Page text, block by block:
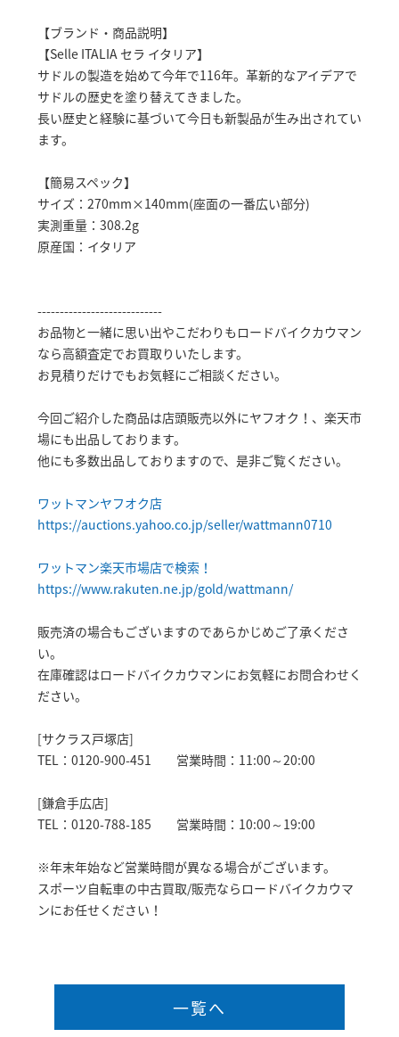
【ブランド・商品説明】
【Selle ITALIA セラ イタリア】
サドルの製造を始めて今年で116年。革新的なアイデアで
サドルの歴史を塗り替えてきました。
長い歴史と経験に基づいて今日も新製品が生み出されてい
ます。
【簡易スペック】
サイズ：270mm×140mm(座面の一番広い部分)
実測重量：308.2g
原産国：イタリア
----------------------------
お品物と一緒に思い出やこだわりもロードバイクカウマン
なら高額査定でお買取りいたします。
お見積りだけでもお気軽にご相談ください。
今回ご紹介した商品は店頭販売以外にヤフオク！、楽天市
場にも出品しております。
他にも多数出品しておりますので、是非ご覧ください。
ワットマンヤフオク店
https://auctions.yahoo.co.jp/seller/wattmann0710
ワットマン楽天市場店で検索！
https://www.rakuten.ne.jp/gold/wattmann/
販売済の場合もございますのであらかじめご了承くださ
い。
在庫確認はロードバイクカウマンにお気軽にお問合わせく
ださい。
[サクラス戸塚店]
TEL：0120-900-451 営業時間：11:00～20:00
[鎌倉手広店]
TEL：0120-788-185 営業時間：10:00～19:00
※年末年始など営業時間が異なる場合がございます。
スポーツ自転車の中古買取/販売ならロードバイクカウマ
ンにお任せください！
一覧へ